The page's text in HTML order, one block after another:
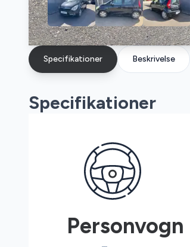
Specifikationer Beskrivelse
Specifikationer
Personvogn